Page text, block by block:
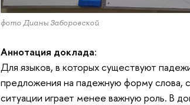
фото Дианы Заборовской
Аннотация доклада:
Для языков, в которых существуют
предложения на падежную форму слова,
ситуации играет менее важную роль. В